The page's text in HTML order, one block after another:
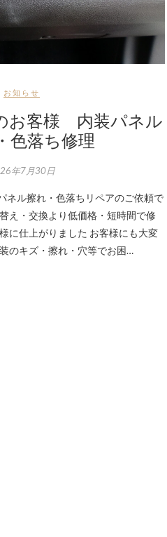
お知らせ
お客様 内装パネル
色落ち修理
年7月30日
ネル擦れ・色落ちリペアのご依頼で
え・交換より低価格・短時間で修
に仕上がりました お客様にも大変
のキズ・擦れ・穴等でお困…